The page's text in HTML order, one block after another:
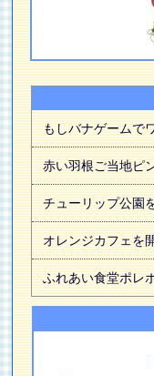
もしバナゲームで
赤い羽根ご当地ピ
チューリップ公園
オレンジカフェを
ふれあい食堂ポレ